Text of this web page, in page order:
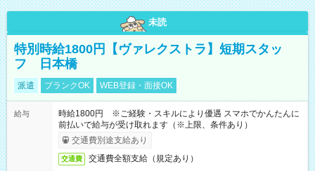
未読
特別時給1800円【ヴァレクストラ】短期スタッ
フ 日本橋
派遣 ブランクOK WEB登録・面接OK
給与
時給1800円 ※ご経験・スキルにより優遇 スマホでかんたんに
前払いで給与が受け取れます（※上限、条件あり）
交通費別途支給あり
交通費 交通費全額支給（規定あり）